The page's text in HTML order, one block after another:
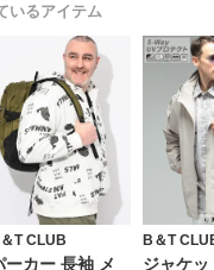
いるアイテム
T CLUB
ーカー 長袖 メ
B＆T
ジャケ